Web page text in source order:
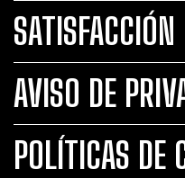
SATISFACCIÓN
AVISO DE
POLÍTICAS DE